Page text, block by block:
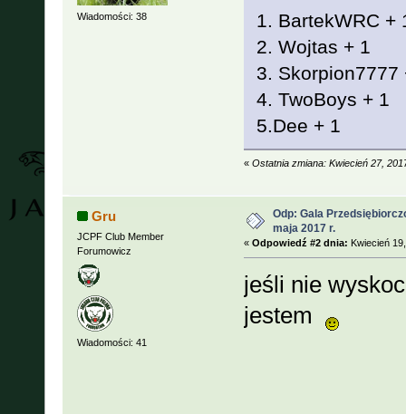
Wiadomości: 38
1. BartekWRC +
2. Wojtas + 1
3. Skorpion7777
4. TwoBoys + 1
5.Dee + 1
« Ostatnia zmiana: Kwiecień 27,
Gru
JCPF Club Member
Forumowicz
Wiadomości: 41
Odp: Gala
maja 2017 r.
« Odpowiedź #2 dnia: Kwiecień
jeśli nie
jestem